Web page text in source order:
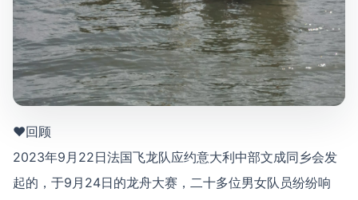
♥回顾
2023年9月22日法国飞龙队应约意大利中部文成同乡会发
起的，于9月24日的龙舟大赛，二十多位男女队员纷纷响